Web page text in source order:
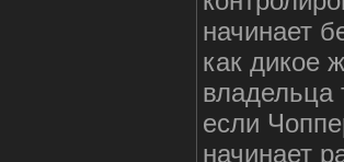
начинает
как дикое
владельца
если
начинает